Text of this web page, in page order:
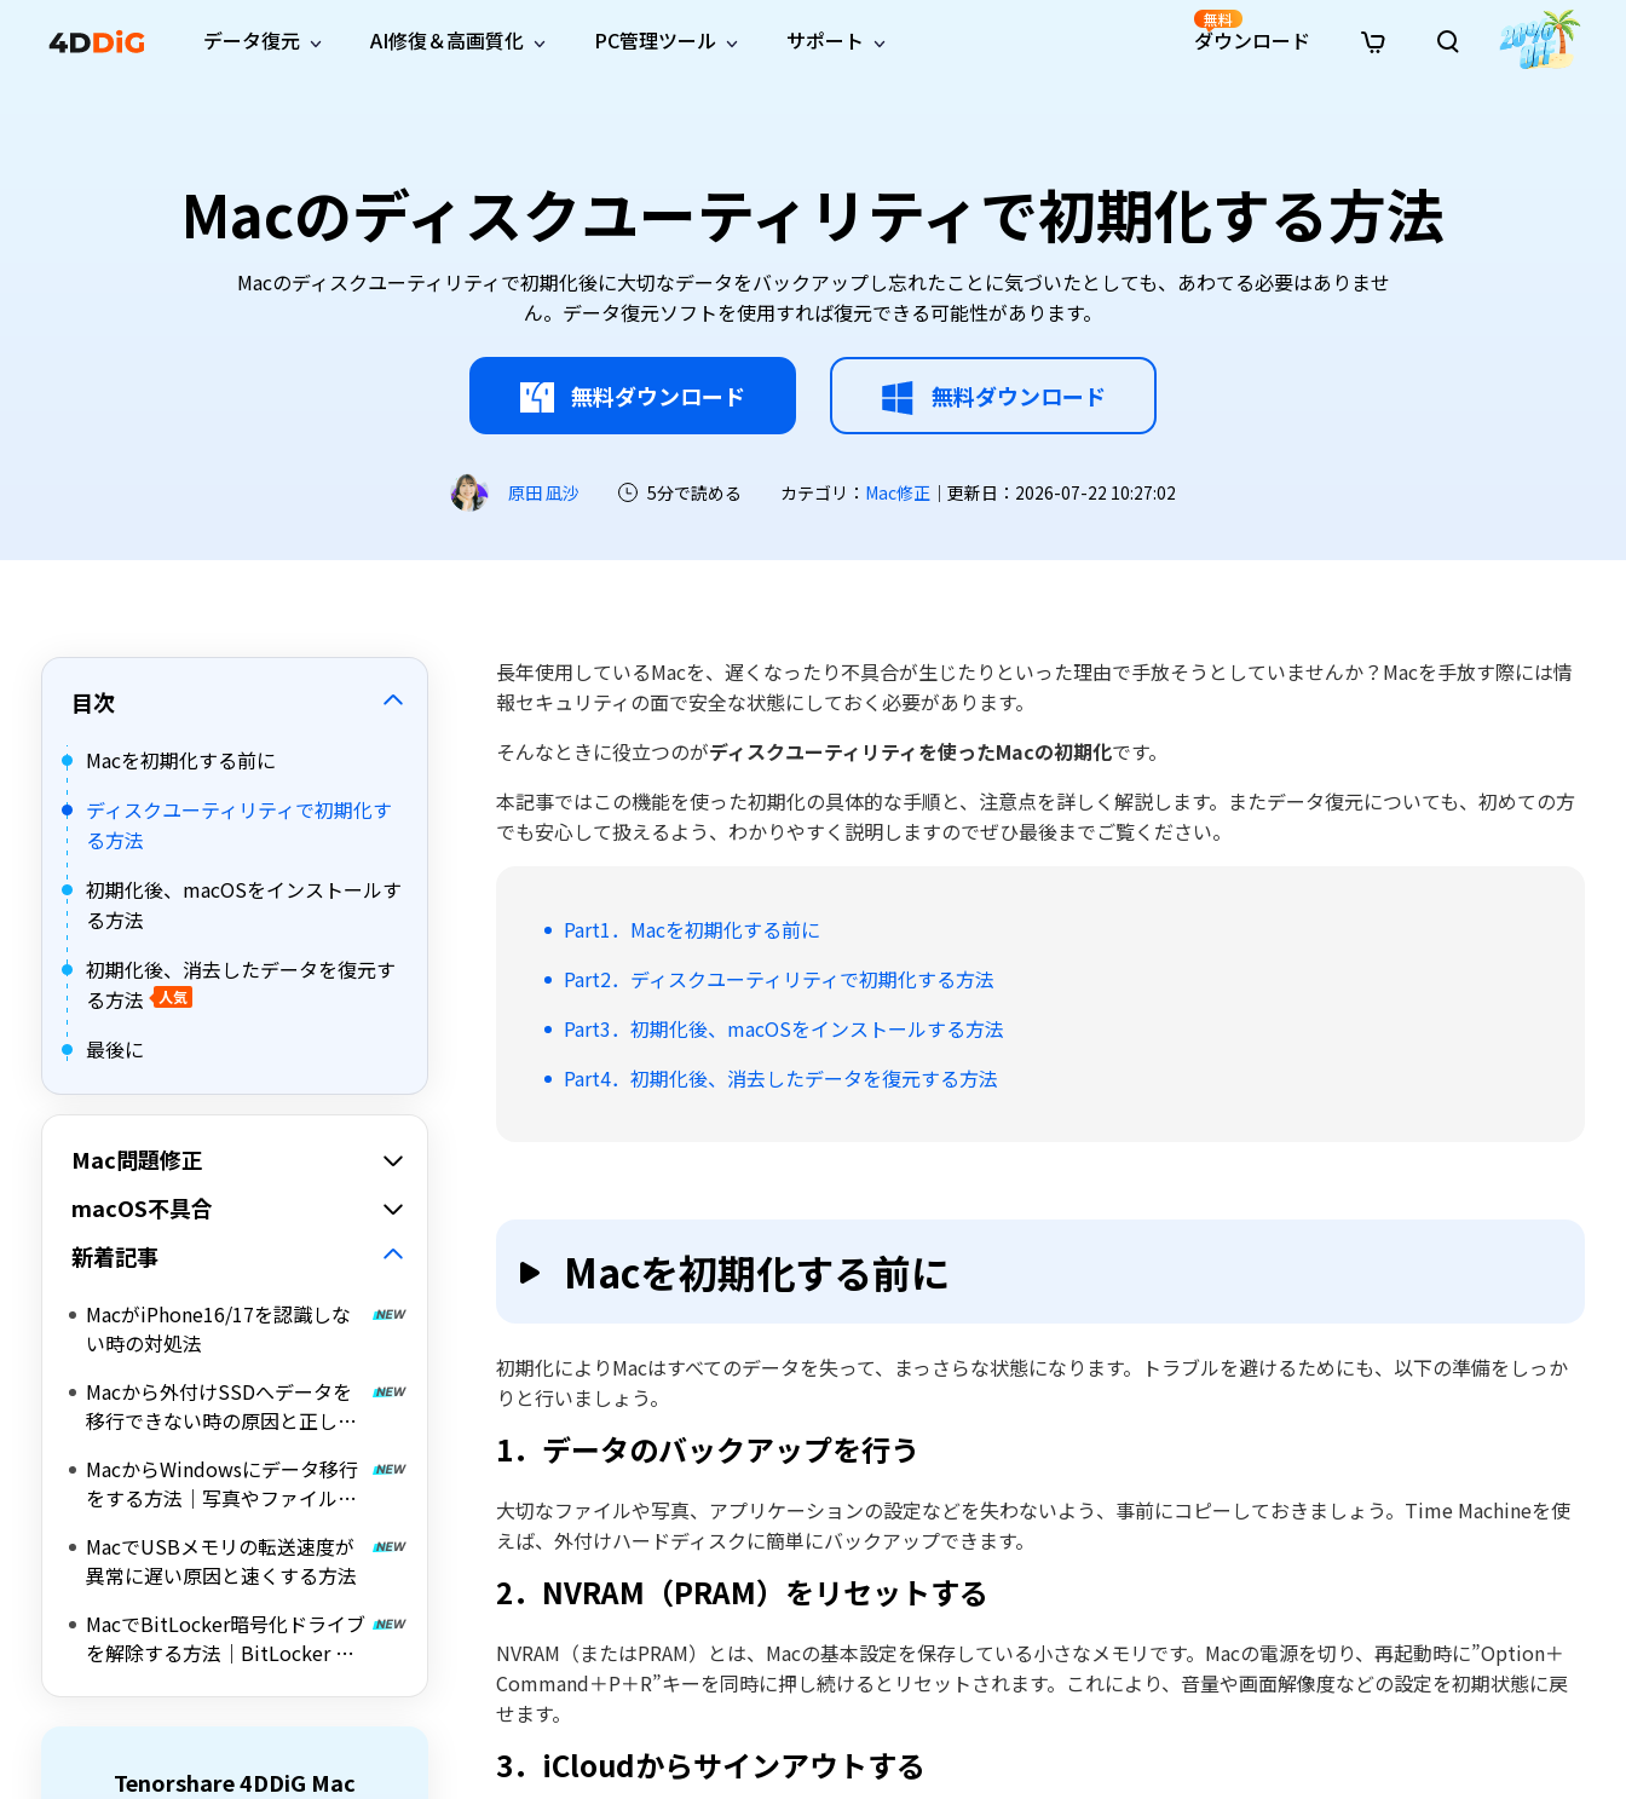
データ復元
プロ版 無料版
Mac データ復元
WhatsApp データ復元
WhatsAppのデータを復元
LINE データ復元
LINEのデータを復元
· USBデータ復元
· ゴミ箱復元
· ファイル復元
· エクセル復元
· 写真復元
· 動画復元
AI修復＆高画質化
動画修
復
写真修
復
メント
修復
音声修
復
動画高
画質化
AI
写真高
画質化
AI
オンライン写真修復
オンラインファイル修復
· シネマ風AI画像プロンプト
· アニメ実写化プロンプト
· AIレゴ風写真プロンプト
PC管理ツール
Windows向けディスク管理ツール
ディスクをクローン
重複ファイルを検出・削除
Tenorshare Cleamio
Macを徹底クリーンアップ＆最適化
WindowsのDLLエラーを修復
Email Repair
破損したPST/OSTファイルを修復
· ハードディスクをクローン
· 重複検索（Mac）
· Cドライブを拡張
· ディスク容量を解放
· MBRをGPTに変換
· Macストレージを整理
サポート
ガイド・お問い合わせ
サブスク更新情報
最新のお知らせ
ユーザーガイドセンター
使い方ガイド
ヒントと対処法
ダウンロード
無料
Macのディスクユーティリティで初期化する方法
Macのディスクユーティリティで初期化後に大切なデータをバックアップし忘れたことに気づいたとしても、あわてる必要はありませ
ん。データ復元ソフトを使用すれば復元できる可能性があります。
無料ダウンロード 無料ダウンロード
原田 凪沙 5分で読める カテゴリ： Mac修正 ｜更新日：2026-07-22 10:27:02
目次
Macを初期化する前に
ディスクユーティリティで初期化す
る方法
初期化後、macOSをインストールす
る方法
初期化後、消去したデータを復元す
る方法
人気
最後に
Mac問題修正
macOS不具合
新着記事
MacがiPhone16/17を認識しな
い時の対処法
Macから外付けSSDへデータを
移行できない時の原因と正しい
MacからWindowsにデータ移行
をする方法｜写真やファイルを
MacでUSBメモリの転送速度が
異常に遅い原因と速くする方法
MacでBitLocker暗号化ドライブ
を解除する方法｜BitLocker 回
Tenorshare 4DDiG Mac
長年使用しているMacを、遅くなったり不具合が生じたりといった理由で手放そうとしていませんか？Macを手放す際には情
報セキュリティの面で安全な状態にしておく必要があります。
そんなときに役立つのがディスクユーティリティを使ったMacの初期化です。
本記事ではこの機能を使った初期化の具体的な手順と、注意点を詳しく解説します。またデータ復元についても、初めての方
でも安心して扱えるよう、わかりやすく説明しますのでぜひ最後までご覧ください。
Part1．Macを初期化する前に
Part2．ディスクユーティリティで初期化する方法
Part3．初期化後、macOSをインストールする方法
Part4．初期化後、消去したデータを復元する方法
Macを初期化する前に
初期化によりMacはすべてのデータを失って、まっさらな状態になります。トラブルを避けるためにも、以下の準備をしっか
りと行いましょう。
1．データのバックアップを行う
大切なファイルや写真、アプリケーションの設定などを失わないよう、事前にコピーしておきましょう。Time Machineを使
えば、外付けハードディスクに簡単にバックアップできます。
2．NVRAM（PRAM）をリセットする
NVRAM（またはPRAM）とは、Macの基本設定を保存している小さなメモリです。Macの電源を切り、再起動時に”Option＋
Command＋P＋R”キーを同時に押し続けるとリセットされます。これにより、音量や画面解像度などの設定を初期状態に戻
せます。
3．iCloudからサインアウトする